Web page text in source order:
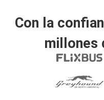
Con la
millones